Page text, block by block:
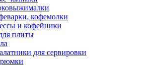
кофемолки
и кофейники
плиты
для сервировки